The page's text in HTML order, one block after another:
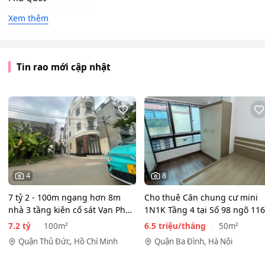
Xem thêm
Tin rao mới cập nhật
4
7 tỷ 2 - 100m ngang hơn 8m
nhà 3 tầng kiên cố sát Vạn Phúc
City - HẺM XE HƠI…
7.2 tỷ
100m²
Quận Thủ Đức, Hồ Chí Minh
8
Cho thuê Căn chung cư mini
1N1K Tầng 4 tại Số 98 ngõ 116
Phan Kế Bính, Ba Đình.…
6.5 triệu/tháng
50m²
Quận Ba Đình, Hà Nội